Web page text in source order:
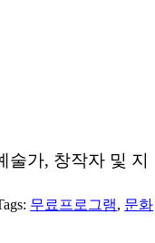
가, 창작자 및 지
무료프로그램, 문화